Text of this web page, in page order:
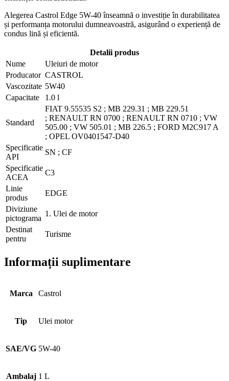
Alegerea Castrol Edge 5W-40 înseamnă o investiție în durabilitatea
și performanța motorului dumneavoastră, asigurând o experiență de
condus lină și eficientă.
Detalii produs
Nume
Uleiuri de motor
Producator CASTROL
Vascozitate 5W40
Capacitate
1.0 l
Standard
FIAT 9.55535 S2 ; MB 229.31 ; MB 229.51
; RENAULT RN 0700 ; RENAULT RN 0710 ; VW
505.00 ; VW 505.01 ; MB 226.5 ; FORD M2C917 A
; OPEL OV0401547-D40
Specificatie
API
SN ; CF
Specificatie
ACEA
C3
Linie
produs
EDGE
Diviziune
pictograma
1. Ulei de motor
Destinat
pentru
Turisme
Informații suplimentare
Marca Castrol
Tip Ulei motor
SAE/VG 5W-40
Ambalaj 1 L